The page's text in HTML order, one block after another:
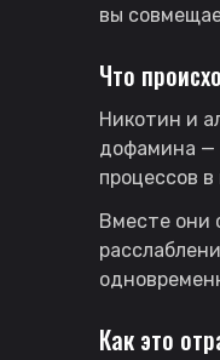
вы
Что
Никотин и
дофамина —
процессов
Вместе они
Как это